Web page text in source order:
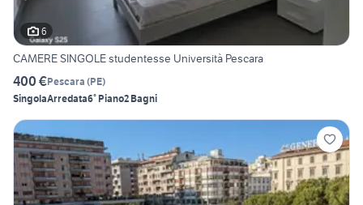
6
CAMERE SINGOLE studentesse Università Pescara
400 €Pescara (PE)
SingolaArredata6° Piano2 Bagni